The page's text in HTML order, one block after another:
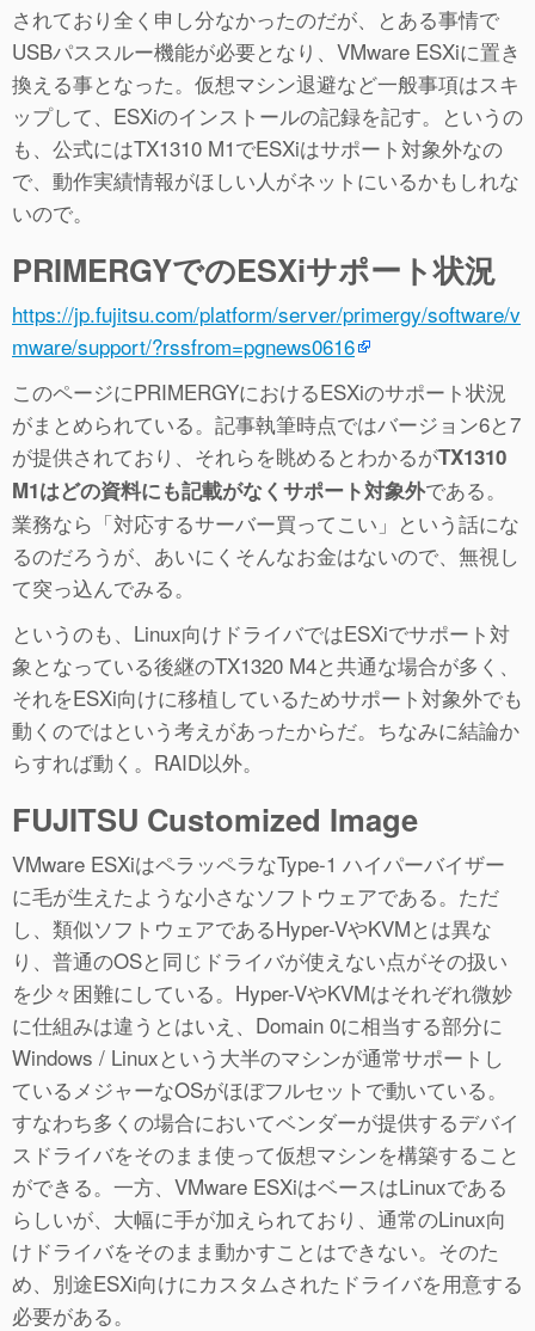
されており全く申し分なかったのだが、とある事情で
USBパススルー機能が必要となり、VMware ESXiに置き
換える事となった。仮想マシン退避など一般事項はスキ
ップして、ESXiのインストールの記録を記す。というの
も、公式にはTX1310 M1でESXiはサポート対象外なの
で、動作実績情報がほしい人がネットにいるかもしれな
いので。
PRIMERGYでのESXiサポート状況
https://jp.fujitsu.com/platform/server/primergy/software/v
mware/support/?rssfrom=pgnews0616
このページにPRIMERGYにおけるESXiのサポート状況
がまとめられている。記事執筆時点ではバージョン6と7
が提供されており、それらを眺めるとわかるがTX1310
M1はどの資料にも記載がなくサポート対象外である。
業務なら「対応するサーバー買ってこい」という話にな
るのだろうが、あいにくそんなお金はないので、無視し
て突っ込んでみる。
というのも、Linux向けドライバではESXiでサポート対
象となっている後継のTX1320 M4と共通な場合が多く、
それをESXi向けに移植しているためサポート対象外でも
動くのではという考えがあったからだ。ちなみに結論か
らすれば動く。RAID以外。
FUJITSU Customized Image
VMware ESXiはペラッペラなType-1 ハイパーバイザー
に毛が生えたような小さなソフトウェアである。ただ
し、類似ソフトウェアであるHyper-VやKVMとは異な
り、普通のOSと同じドライバが使えない点がその扱い
を少々困難にしている。Hyper-VやKVMはそれぞれ微妙
に仕組みは違うとはいえ、Domain 0に相当する部分に
Windows / Linuxという大半のマシンが通常サポートし
ているメジャーなOSがほぼフルセットで動いている。
すなわち多くの場合においてベンダーが提供するデバイ
スドライバをそのまま使って仮想マシンを構築すること
ができる。一方、VMware ESXiはベースはLinuxである
らしいが、大幅に手が加えられており、通常のLinux向
けドライバをそのまま動かすことはできない。そのた
め、別途ESXi向けにカスタムされたドライバを用意する
必要がある。